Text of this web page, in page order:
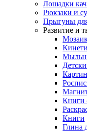
Лошадки
Рюкзаки и
Прыгуны
Развитие и
Книги
Книги
Глина